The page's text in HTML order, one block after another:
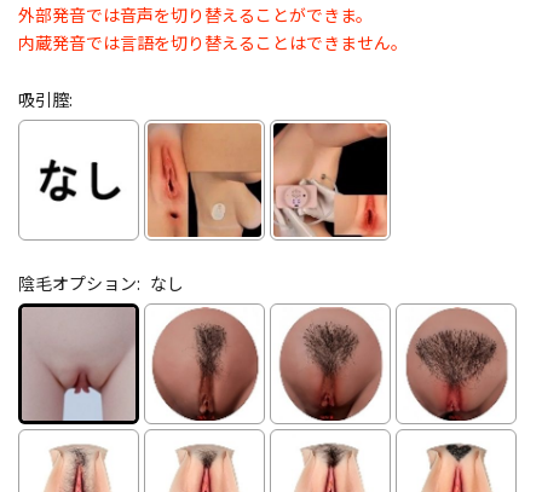
外部発音では音声を切り替えることができま。
内蔵発音では言語を切り替えることはできません。
吸引膣:
陰毛オプション: なし